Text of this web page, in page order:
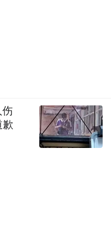
伤
歉